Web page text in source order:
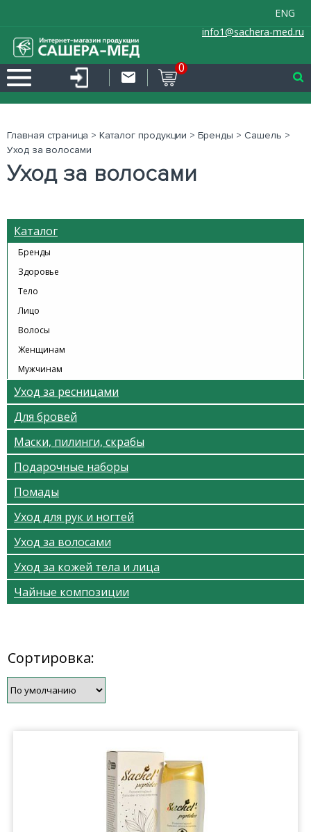
ENG
info1@sachera-med.ru
0
Главная страница > Каталог продукции > Бренды > Сашель >
Уход за волосами
Уход за волосами
Каталог
Бренды
Здоровье
Тело
Лицо
Волосы
Женщинам
Мужчинам
Уход за ресницами
Для бровей
Маски, пилинги, скрабы
Подарочные наборы
Помады
Уход для рук и ногтей
Уход за волосами
Уход за кожей тела и лица
Чайные композиции
Сортировка: